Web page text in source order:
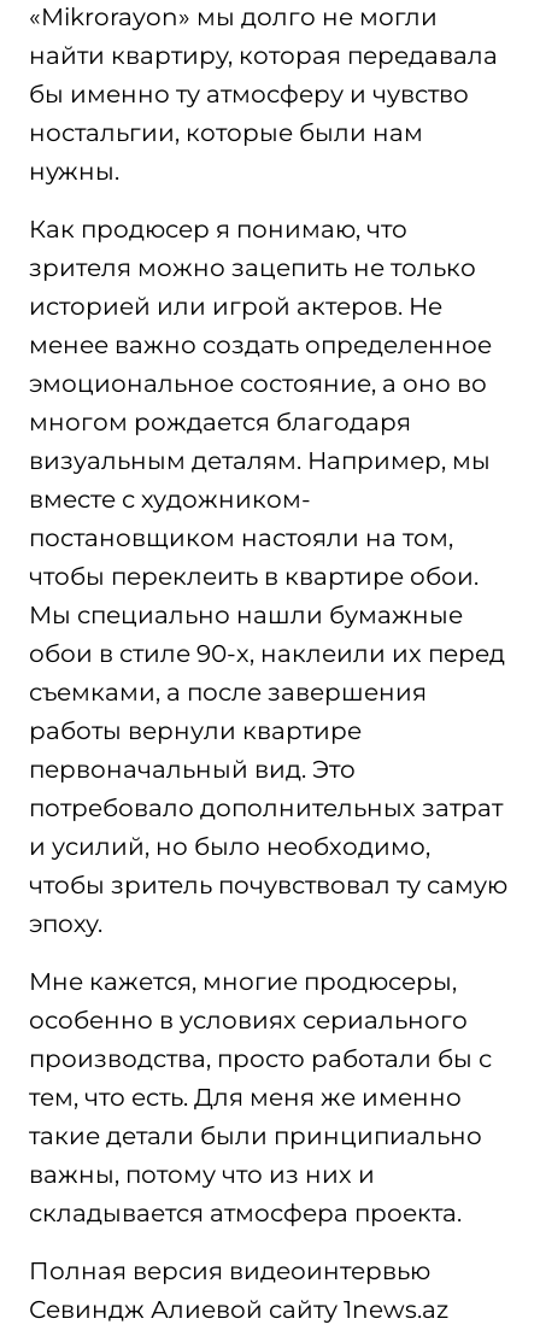
«Mikrorayon» мы долго не могли
найти квартиру, которая передавала
бы именно ту атмосферу и чувство
ностальгии, которые были нам
нужны.
Как продюсер я понимаю, что
зрителя можно зацепить не только
историей или игрой актеров. Не
менее важно создать определенное
эмоциональное состояние, а оно во
многом рождается благодаря
визуальным деталям. Например, мы
вместе с художником-
постановщиком настояли на том,
чтобы переклеить в квартире обои.
Мы специально нашли бумажные
обои в стиле 90-х, наклеили их перед
съемками, а после завершения
работы вернули квартире
первоначальный вид. Это
потребовало дополнительных затрат
и усилий, но было необходимо,
чтобы зритель почувствовал ту самую
эпоху.
Мне кажется, многие продюсеры,
особенно в условиях сериального
производства, просто работали бы с
тем, что есть. Для меня же именно
такие детали были принципиально
важны, потому что из них и
складывается атмосфера проекта.
Полная версия видеоинтервью
Севиндж Алиевой сайту 1news.az